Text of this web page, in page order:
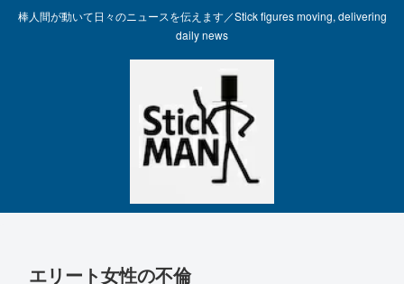
棒人間が動いて日々のニュースを伝えます／Stick figures moving, delivering
daily news
エリート女性の不倫